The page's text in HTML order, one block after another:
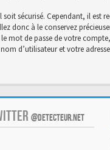
sécurisé. Cependant, il
donc à le conservez
mot de passe de votre
d’utilisateur et votre
@DETECTEUR.NET